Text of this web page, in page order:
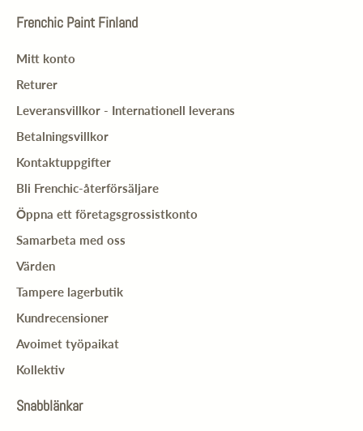
Frenchic Paint Finland
Mitt konto
Returer
Leveransvillkor - Internationell leverans
Betalningsvillkor
Kontaktuppgifter
Bli Frenchic-återförsäljare
Öppna ett företagsgrossistkonto
Samarbeta med oss
Värden
Tampere lagerbutik
Kundrecensioner
Avoimet työpaikat
Kollektiv
Snabblänkar